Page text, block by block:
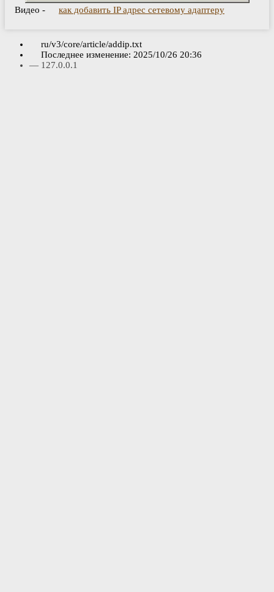
Видео - как добавить IP адрес сетевому адаптеру
ru/v3/core/article/addip.txt
Последнее изменение: 2025/10/26 20:36
— 127.0.0.1